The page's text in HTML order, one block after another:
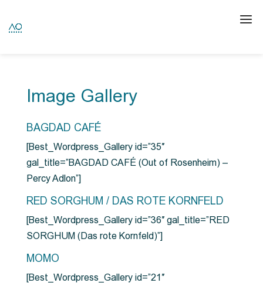
Image Gallery
BAGDAD CAFÉ
[Best_Wordpress_Gallery id=”35″
gal_title=”BAGDAD CAFÉ (Out of Rosenheim) –
Percy Adlon”]
RED SORGHUM / DAS ROTE KORNFELD
[Best_Wordpress_Gallery id=”36″ gal_title=”RED
SORGHUM (Das rote Kornfeld)”]
MOMO
[Best_Wordpress_Gallery id=”21″